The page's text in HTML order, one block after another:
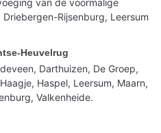
van de voormalige
Rijsenburg, Leersum
Heuvelrug
Darthuizen, De Groep,
Haspel, Leersum, Maarn,
Valkenheide.